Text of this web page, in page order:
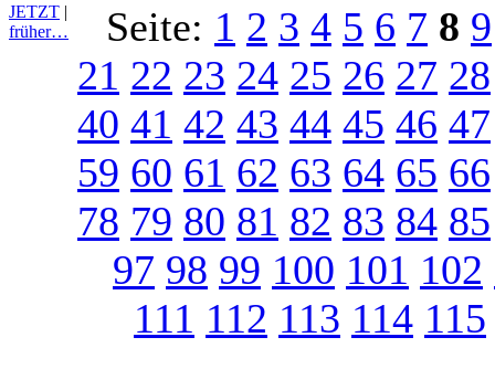
JETZT |
früher…
Seite: 1 2 3 4 5 6 7 8 9
21 22 23 24 25 26 27 28
40 41 42 43 44 45 46 47
59 60 61 62 63 64 65 66
78 79 80 81 82 83 84 85
97 98 99 100 101 102
111 112 113 114 115